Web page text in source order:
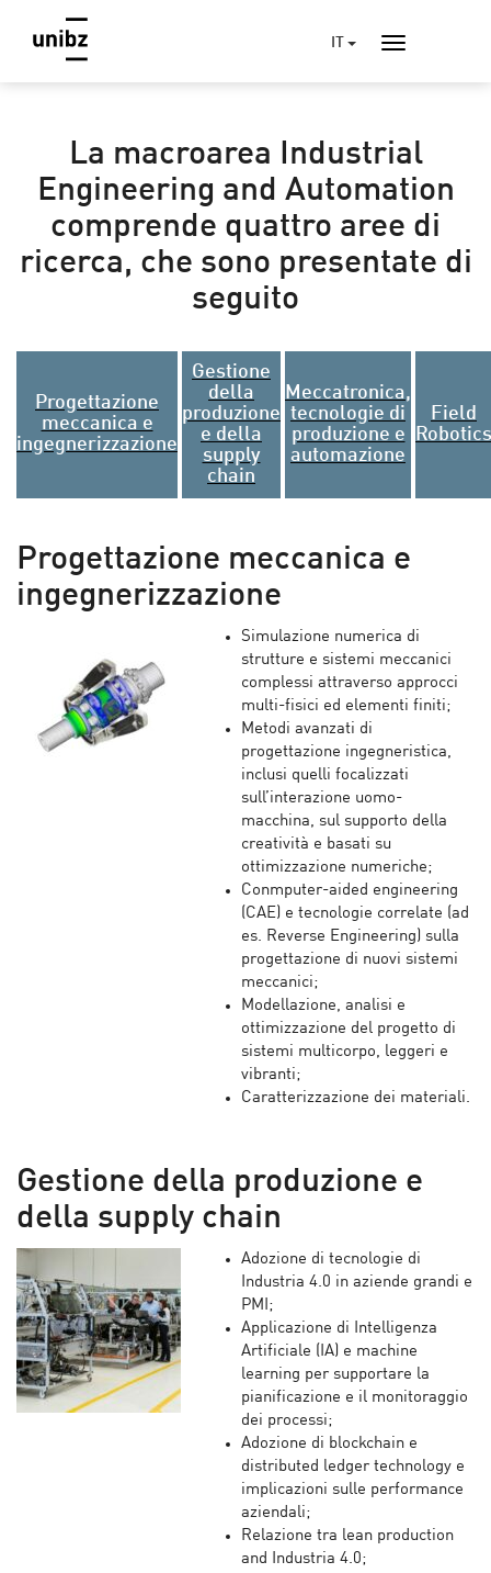
La macroarea Industrial
Engineering and Automation
comprende quattro aree di
ricerca, che sono presentate di
seguito
Progettazione
meccanica e
ingegnerizzazione
Gestione
della
produzione
e della
supply
chain
Meccatronica,
tecnologie di
produzione e
automazione
Field
Robotics
Progettazione meccanica e
ingegnerizzazione
Simulazione numerica di
strutture e sistemi meccanici
complessi attraverso approcci
multi-fisici ed elementi finiti;
Metodi avanzati di
progettazione ingegneristica,
inclusi quelli focalizzati
sull’interazione uomo-
macchina, sul supporto della
creatività e basati su
ottimizzazione numeriche;
Conmputer-aided engineering
(CAE) e tecnologie correlate (ad
es. Reverse Engineering) sulla
progettazione di nuovi sistemi
meccanici;
Modellazione, analisi e
ottimizzazione del progetto di
sistemi multicorpo, leggeri e
vibranti;
Caratterizzazione dei materiali.
Gestione della produzione e
della supply chain
Adozione di tecnologie di
Industria 4.0 in aziende grandi e
PMI;
Applicazione di Intelligenza
Artificiale (IA) e machine
learning per supportare la
pianificazione e il monitoraggio
dei processi;
Adozione di blockchain e
distributed ledger technology e
implicazioni sulle performance
aziendali;
Relazione tra lean production
and Industria 4.0;